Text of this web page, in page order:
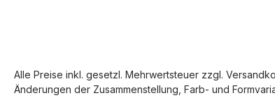
Alle Preise inkl. gesetzl. Mehrwertsteuer zzgl.
Änderungen der Zusammenstellung, Farb- und